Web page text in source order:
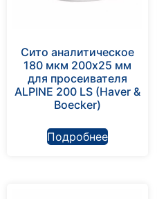
Сито аналитическое
180 мкм 200х25 мм
для просеивателя
ALPINE 200 LS (Haver &
Boecker)
Подробнее